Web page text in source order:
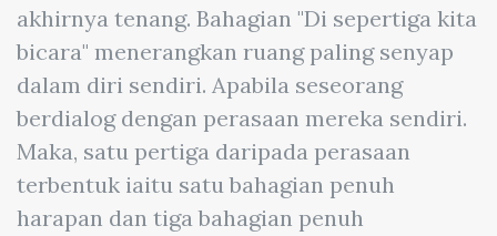
akhirnya tenang. Bahagian "Di sepertiga kita
bicara" menerangkan ruang paling senyap
dalam diri sendiri. Apabila seseorang
berdialog dengan perasaan mereka sendiri.
Maka, satu pertiga daripada perasaan
terbentuk iaitu satu bahagian penuh
harapan dan tiga bahagian penuh